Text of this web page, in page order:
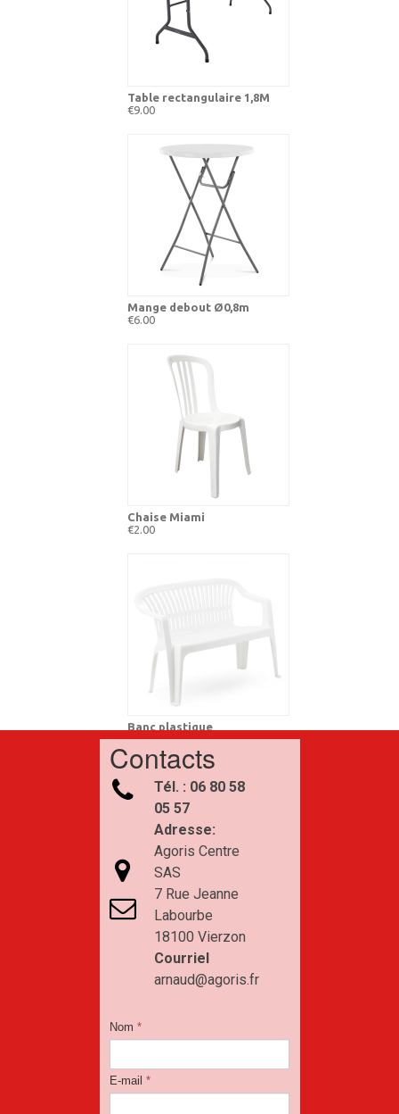
Table rectangulaire 1,8M
€9.00
Mange debout Ø0,8m
€6.00
Chaise Miami
€2.00
Banc plastique
€6.00
Nappe ronde Ø230
Contacts



Tél. : 06 80 58
05 57
Adresse:
Agoris Centre
SAS
7 Rue Jeanne
Labourbe
18100 Vierzon
Courriel
arnaud@agoris.fr
Nom *
E-mail *